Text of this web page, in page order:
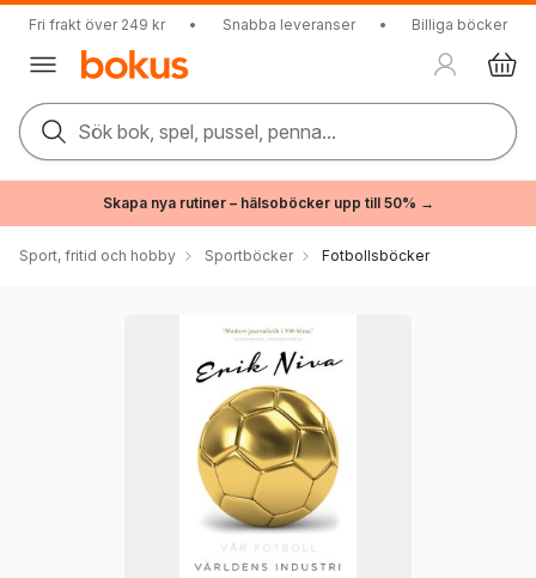
Fri frakt över 249 kr • Snabba leveranser • Billiga böcker
Sök bok, spel, pussel, penna...
Skapa nya rutiner – hälsoböcker upp till 50% →
Sport, fritid och hobby Sportböcker Fotbollsböcker